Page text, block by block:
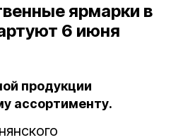
ярмарки в
6 июня
продукции
ассортименту.